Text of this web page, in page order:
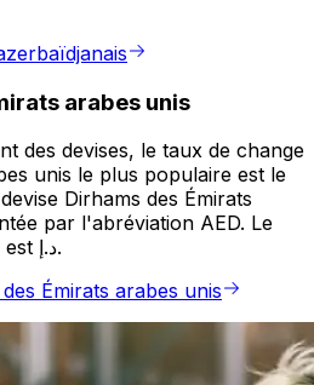
arabes unis
des devises, le taux de change
unis le plus populaire est le
Dirhams des Émirats
par l'abréviation AED. Le
symbole de cette devise est د.إ.
Émirats arabes unis